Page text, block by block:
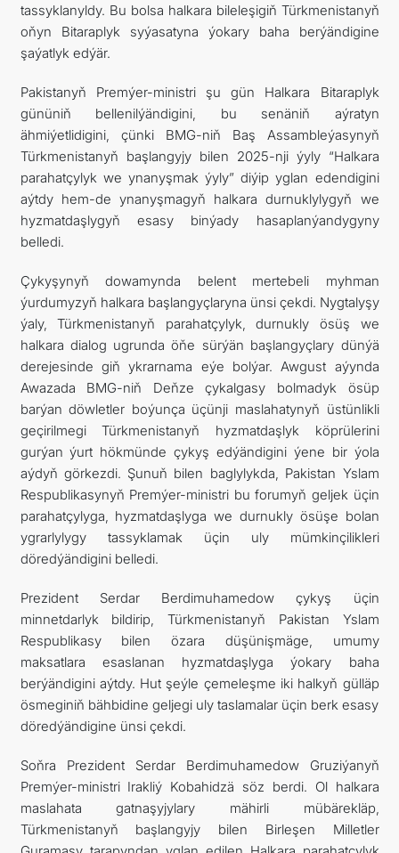
tassyklanyldy. Bu bolsa halkara bileleşigiň Türkmenistanyň
oňyn Bitaraplyk syýasatyna ýokary baha berýändigine
şaýatlyk edýär.
Pakistanyň Premýer-ministri şu gün Halkara Bitaraplyk
gününiň bellenilýändigini, bu senäniň aýratyn
ähmiýetlidigini, çünki BMG-niň Baş Assambleýasynyň
Türkmenistanyň başlangyjy bilen 2025-nji ýyly “Halkara
parahatçylyk we ynanyşmak ýyly” diýip yglan edendigini
aýtdy hem-de ynanyşmagyň halkara durnuklylygyň we
hyzmatdaşlygyň esasy binýady hasaplanýandygyny
belledi.
Çykyşynyň dowamynda belent mertebeli myhman
ýurdumyzyň halkara başlangyçlaryna ünsi çekdi. Nygtalyşy
ýaly, Türkmenistanyň parahatçylyk, durnukly ösüş we
halkara dialog ugrunda öňe sürýän başlangyçlary dünýä
derejesinde giň ykrarnama eýe bolýar. Awgust aýynda
Awazada BMG-niň Deňze çykalgasy bolmadyk ösüp
barýan döwletler boýunça üçünji maslahatynyň üstünlikli
geçirilmegi Türkmenistanyň hyzmatdaşlyk köprülerini
gurýan ýurt hökmünde çykyş edýändigini ýene bir ýola
aýdyň görkezdi. Şunuň bilen baglylykda, Pakistan Yslam
Respublikasynyň Premýer-ministri bu forumyň geljek üçin
parahatçylyga, hyzmatdaşlyga we durnukly ösüşe bolan
ygrarlylygy tassyklamak üçin uly mümkinçilikleri
döredýändigini belledi.
Prezident Serdar Berdimuhamedow çykyş üçin
minnetdarlyk bildirip, Türkmenistanyň Pakistan Yslam
Respublikasy bilen özara düşünişmäge, umumy
maksatlara esaslanan hyzmatdaşlyga ýokary baha
berýändigini aýtdy. Hut şeýle çemeleşme iki halkyň gülläp
ösmeginiň bähbidine geljegi uly taslamalar üçin berk esasy
döredýändigine ünsi çekdi.
Soňra Prezident Serdar Berdimuhamedow Gruziýanyň
Premýer-ministri Irakliý Kobahidzä söz berdi. Ol halkara
maslahata gatnaşyjylary mähirli mübärekläp,
Türkmenistanyň başlangyjy bilen Birleşen Milletler